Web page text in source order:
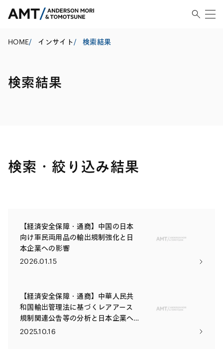
HOME/ インサイト/ 検索結果
検索結果
検索・絞り込み結果
【経済安全保障・通商】中国の日本
向け軍民両用品の輸出規制強化と日
本企業への影響
2026.01.15
【経済安全保障・通商】中華人民共
和国輸出管理法に基づくレアアース
規制関連公告等の分析と日本企業へ
の影響
2025.10.16